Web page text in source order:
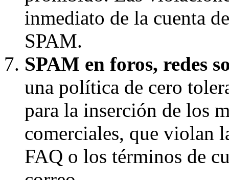
inmediato de la cuenta
SPAM.
SPAM en foros, redes
una política de cero
para la inserción de los
comerciales, que violan
FAQ o los términos de